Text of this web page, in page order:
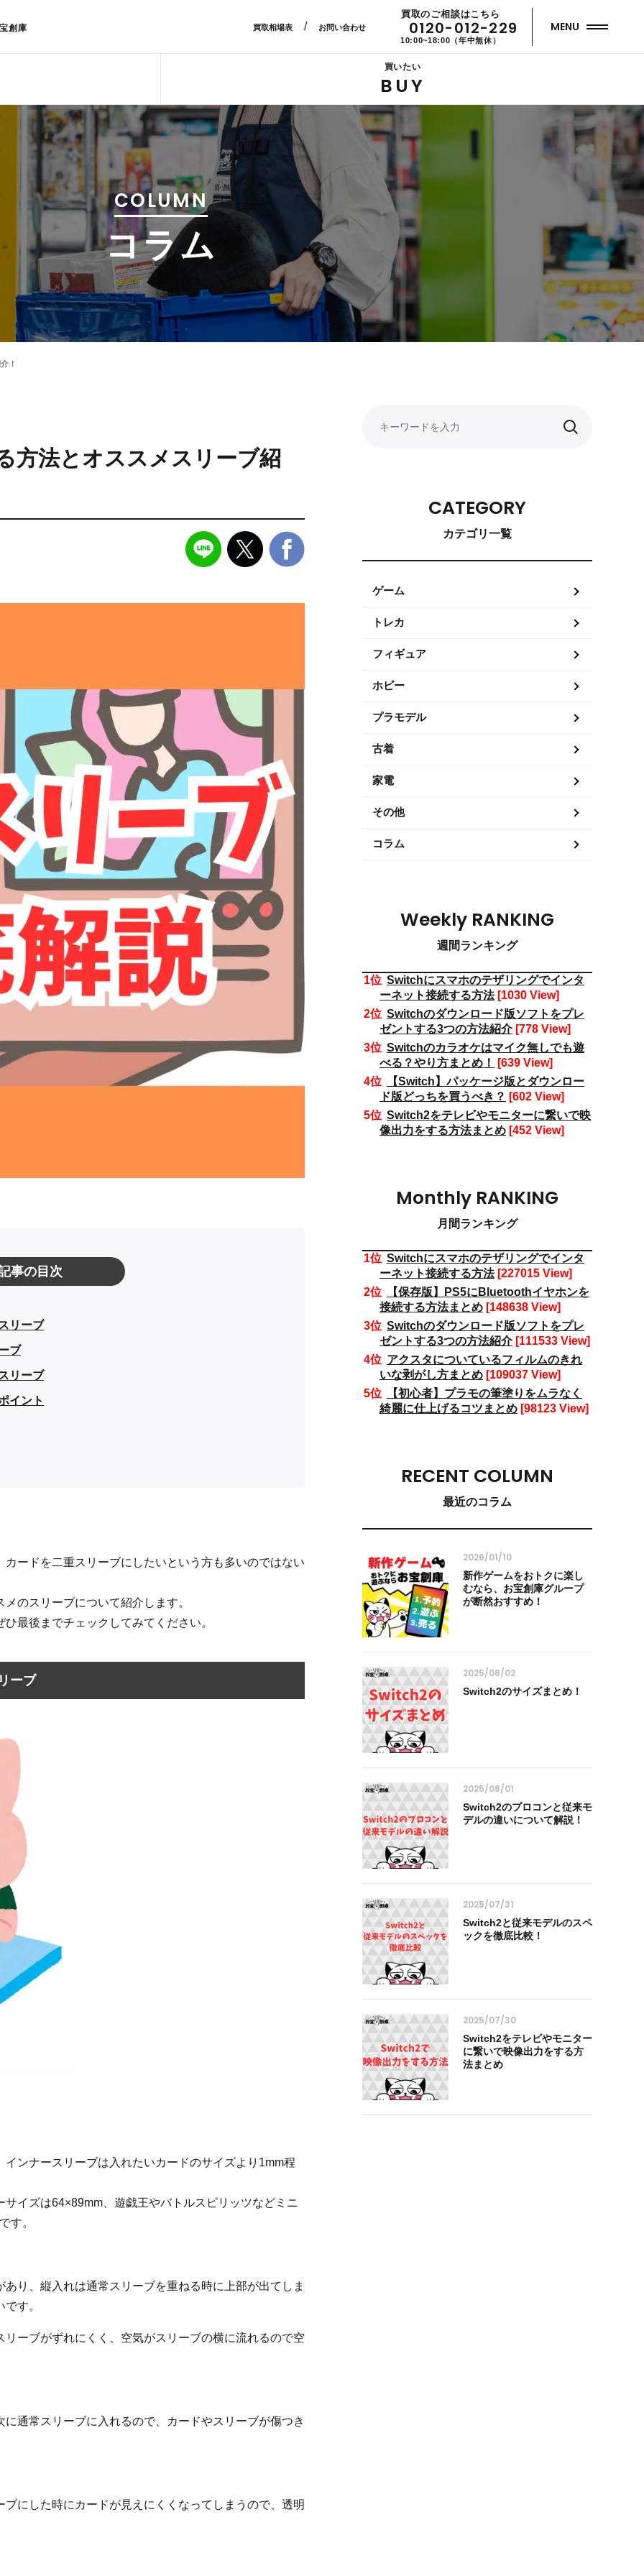
創庫 買取相場表/ お問い合わせ
買取のご相談はこちら
0120-012-229
10:00~18:00（年中無休）
MENU
買いたい
BUY
COLUMN
コラム
！
方法とオススメスリーブ紹
事の目次
リーブ
ブ
リーブ
イント
ードを二重スリーブにしたいという方も多いのではない
のスリーブについて紹介します。
最後までチェックしてみてください。
ーブ
ンナースリーブは入れたいカードのサイズより1mm程
イズは64×89mm、遊戯王やバトルスピリッツなどミニ
す。
り、縦入れは通常スリーブを重ねる時に上部が出てしま
す。
ーブがずれにくく、空気がスリーブの横に流れるので空
通常スリーブに入れるので、カードやスリーブが傷つき
にした時にカードが見えにくくなってしまうので、透明
CATEGORY
カテゴリ一覧
ゲーム
トレカ
フィギュア
ホビー
プラモデル
古着
家電
その他
コラム
Weekly RANKING
週間ランキング
Switchにスマホのテザリングでインタ
ーネット接続する方法[1030 View]
Switchのダウンロード版ソフトをプレ
ゼントする3つの方法紹介[778 View]
Switchのカラオケはマイク無しでも遊
べる？やり方まとめ！
[639 View]
【Switch】パッケージ版とダウンロー
ド版どっちを買うべき？ [602 View]
Switch2をテレビやモニターに繋いで映
像出力をする方法まとめ [452 View]
Monthly RANKING
月間ランキング
Switchにスマホのテザリングでインタ
ーネット接続する方法[227015 View]
【保存版】PS5にBluetoothイヤホンを
接続する方法まとめ [148638 View]
Switchのダウンロード版ソフトをプレ
ゼントする3つの方法紹介[111533 View]
アクスタについているフィルムのきれ
いな剥がし方まとめ [109037 View]
【初心者】プラモの筆塗りをムラなく
綺麗に仕上げるコツまとめ [98123 View]
RECENT COLUMN
最近のコラム
2026/01/10
新作ゲームをおトクに楽し
むなら、お宝創庫グループ
が断然おすすめ！
2025/08/02
Switch2のサイズまとめ！
2025/08/01
Switch2のプロコンと従来モ
デルの違いについて解説！
2025/07/31
Switch2と従来モデルのスペ
ックを徹底比較！
2025/07/30
Switch2をテレビやモニター
に繋いで映像出力をする方
法まとめ